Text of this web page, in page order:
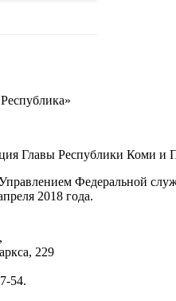
Главы Республики Коми и
Федеральной
2018 года.
229
54.